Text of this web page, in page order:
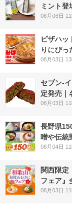
ミント登
08月06日
ピザハッ
りにぴ
08月03日
セブン-
定発売｜
08月03日
長野県
噌や伝統
08月04日
関西限定
フェア』
08月03日